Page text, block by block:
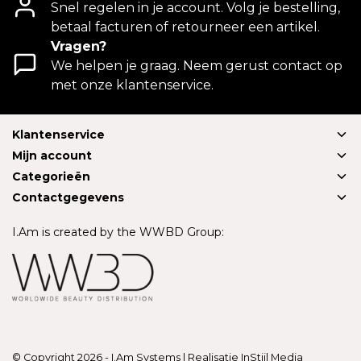
Snel regelen in je account. Volg je bestelling,
betaal facturen of retourneer een artikel.
Vragen?
We helpen je graag. Neem gerust contact op
met onze klantenservice.
Klantenservice
Mijn account
Categorieën
Contactgegevens
I.Am is created by the WWBD Group:
© Copyright 2026 - I.Am Systems | Realisatie InStijl Media